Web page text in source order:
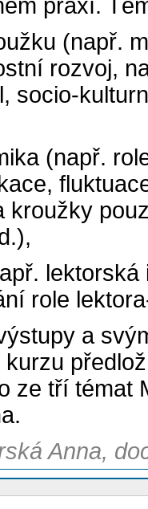
praxí.
žku (např.
rozvoj,
socio-
(např.
kroužky
ř. lektorská
role
ýstupy a svý
kurzu předlož
ze tří témat
Anna,